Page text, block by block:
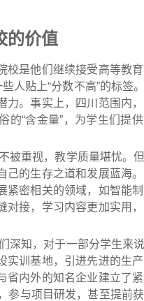
的价值
校是他们继续接受高等教
人贴上“分数不高”的标签。
力。事实上，四川范围内
“含金量”，为学生们提
被重视，教学质量堪忧。
己的生存之道和发展蓝海
密相关的领域，如智能制
对接，学习内容更加实用
深知，对于一部分学生来
实训基地，引进先进的生
内外的知名企业建立了紧
参与项目研发，甚至提前